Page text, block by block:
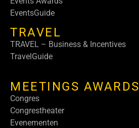
EventsGuide
TRAVEL
TRAVEL – Business & Incentives
TravelGuide
MEETINGS AWARDS
Congres
Congrestheater
Evenementen